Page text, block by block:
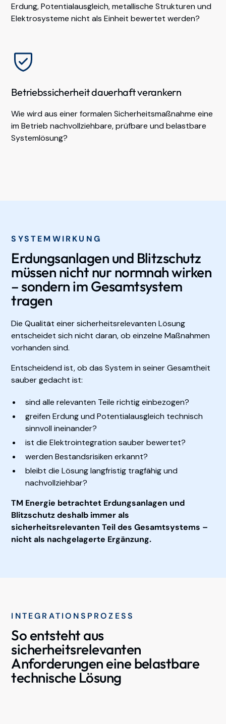
Erdung, Potentialausgleich, metallische Strukturen und
Elektrosysteme nicht als Einheit bewertet werden?
Betriebssicherheit dauerhaft verankern
Wie wird aus einer formalen Sicherheitsmaßnahme eine
im Betrieb nachvollziehbare, prüfbare und belastbare
Systemlösung?
SYSTEMWIRKUNG
Erdungsanlagen und Blitzschutz
müssen nicht nur normnah wirken
– sondern im Gesamtsystem
tragen
Die Qualität einer sicherheitsrelevanten Lösung
entscheidet sich nicht daran, ob einzelne Maßnahmen
vorhanden sind.
Entscheidend ist, ob das System in seiner Gesamtheit
sauber gedacht ist:
sind alle relevanten Teile richtig einbezogen?
greifen Erdung und Potentialausgleich technisch
sinnvoll ineinander?
ist die Elektrointegration sauber bewertet?
werden Bestandsrisiken erkannt?
bleibt die Lösung langfristig tragfähig und
nachvollziehbar?
TM Energie betrachtet Erdungsanlagen und
Blitzschutz deshalb immer als
sicherheitsrelevanten Teil des Gesamtsystems –
nicht als nachgelagerte Ergänzung.
INTEGRATIONSPROZESS
So entsteht aus
sicherheitsrelevanten
Anforderungen eine belastbare
technische Lösung